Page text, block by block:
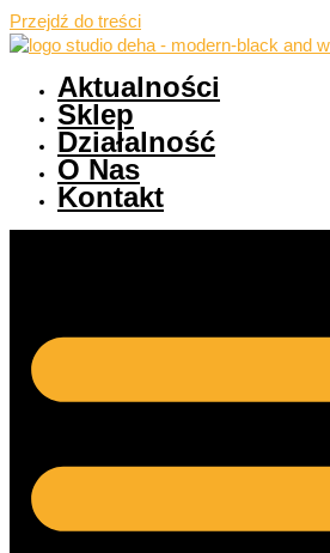
Przejdź do treści
Aktualności
Sklep
Działalność
O Nas
Kontakt